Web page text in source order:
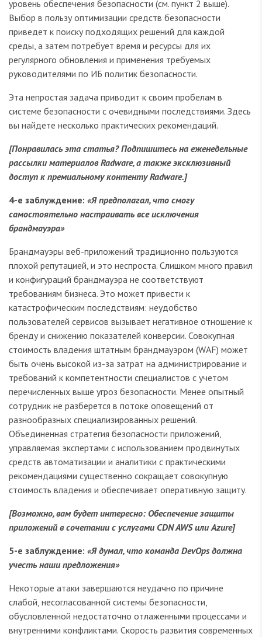
уровень обеспечения безопасности (см. пункт 2 выше).
Выбор в пользу оптимизации средств безопасности
приведет к поиску подходящих решений для каждой
среды, а затем потребует время и ресурсы для их
регулярного обновления и применения требуемых
руководителями по ИБ политик безопасности.
Эта непростая задача приводит к своим пробелам в
системе безопасности с очевидными последствиями. Здесь
вы найдете несколько практических рекомендаций.
[Понравилась эта статья? Подпишитесь на еженедельные
рассылки материалов Radware, а также эксклюзивный
доступ к премиальному контенту Radware.]
4-е заблуждение: «Я предполагал, что смогу
самостоятельно настраивать все исключения
брандмауэра»
Брандмауэры веб-приложений традиционно пользуются
плохой репутацией, и это неспроста. Слишком много правил
и конфигураций брандмауэра не соответствуют
требованиям бизнеса. Это может привести к
катастрофическим последствиям: неудобство
пользователей сервисов вызывает негативное отношение к
бренду и снижению показателей конверсии. Совокупная
стоимость владения штатным брандмауэром (WAF) может
быть очень высокой из-за затрат на администрирование и
требований к компетентности специалистов с учетом
перечисленных выше угроз безопасности. Менее опытный
сотрудник не разберется в потоке оповещений от
разнообразных специализированных решений.
Объединенная стратегия безопасности приложений,
управляемая экспертами с использованием продвинутых
средств автоматизации и аналитики с практическими
рекомендациями существенно сокращает совокупную
стоимость владения и обеспечивает оперативную защиту.
[Возможно, вам будет интересно: Обеспечение защиты
приложений в сочетании с услугами CDN AWS или Azure]
5-е заблуждение: «Я думал, что команда DevOps должна
учесть наши предложения»
Некоторые атаки завершаются неудачно по причине
слабой, несогласованной системы безопасности,
обусловленной недостаточно отлаженными процессами и
внутренними конфликтами. Скорость развития современных